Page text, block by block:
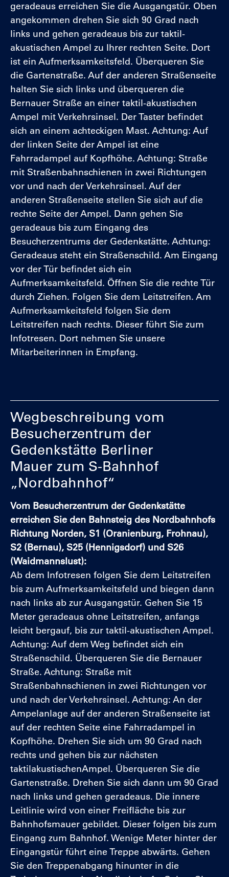
geradeaus erreichen Sie die Ausgangstür. Oben
angekommen drehen Sie sich 90 Grad nach
links und gehen geradeaus bis zur taktil-
akustischen Ampel zu Ihrer rechten Seite. Dort
ist ein Aufmerksamkeitsfeld. Überqueren Sie
die Gartenstraße. Auf der anderen Straßenseite
halten Sie sich links und überqueren die
Bernauer Straße an einer taktil-akustischen
Ampel mit Verkehrsinsel. Der Taster befindet
sich an einem achteckigen Mast. Achtung: Auf
der linken Seite der Ampel ist eine
Fahrradampel auf Kopfhöhe. Achtung: Straße
mit Straßenbahnschienen in zwei Richtungen
vor und nach der Verkehrsinsel. Auf der
anderen Straßenseite stellen Sie sich auf die
rechte Seite der Ampel. Dann gehen Sie
geradeaus bis zum Eingang des
Besucherzentrums der Gedenkstätte. Achtung:
Geradeaus steht ein Straßenschild. Am Eingang
vor der Tür befindet sich ein
Aufmerksamkeitsfeld. Öffnen Sie die rechte Tür
durch Ziehen. Folgen Sie dem Leitstreifen. Am
Aufmerksamkeitsfeld folgen Sie dem
Leitstreifen nach rechts. Dieser führt Sie zum
Infotresen. Dort nehmen Sie unsere
Mitarbeiterinnen in Empfang.
Wegbeschreibung vom
Besucherzentrum der
Gedenkstätte Berliner
Mauer zum S-Bahnhof
„Nordbahnhof“
Langtext
Vom Besucherzentrum der Gedenkstätte
erreichen Sie den Bahnsteig des Nordbahnhofs
Richtung Norden, S1 (Oranienburg, Frohnau),
S2 (Bernau), S25 (Hennigsdorf) und S26
(Waidmannslust):
Ab dem Infotresen folgen Sie dem Leitstreifen
bis zum Aufmerksamkeitsfeld und biegen dann
nach links ab zur Ausgangstür. Gehen Sie 15
Meter geradeaus ohne Leitstreifen, anfangs
leicht bergauf, bis zur taktil-akustischen Ampel.
Achtung: Auf dem Weg befindet sich ein
Straßenschild. Überqueren Sie die Bernauer
Straße. Achtung: Straße mit
Straßenbahnschienen in zwei Richtungen vor
und nach der Verkehrsinsel. Achtung: An der
Ampelanlage auf der anderen Straßenseite ist
auf der rechten Seite eine Fahrradampel in
Kopfhöhe. Drehen Sie sich um 90 Grad nach
rechts und gehen bis zur nächsten
taktilakustischenAmpel. Überqueren Sie die
Gartenstraße. Drehen Sie sich dann um 90 Grad
nach links und gehen geradeaus. Die innere
Leitlinie wird von einer Freifläche bis zur
Bahnhofsmauer gebildet. Dieser folgen bis zum
Eingang zum Bahnhof. Wenige Meter hinter der
Eingangstür führt eine Treppe abwärts. Gehen
Sie den Treppenabgang hinunter in die